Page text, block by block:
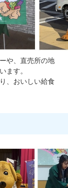
や、直売所の地
ます。
、おいしい給食